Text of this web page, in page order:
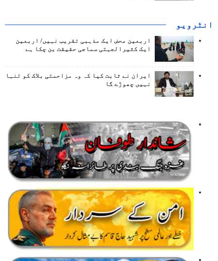
انٹرويو
اربعین محض ایک مذہبی تقریب نہیں/ اربعین
ایک کثیرالجہتی سماجی حقیقت بن چکا ہے
ایران نے ثابت کیا کہ وہ مزاحمتی بلاک کو تنہا
نہیں چھوڑے گا